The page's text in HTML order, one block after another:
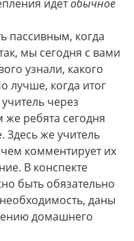
идетобычное
пассивным, когда
мы сегодня с вами
узнали, какого
лучше, когда итог
через
ребята сегодня
Здесь же учитель
комментирует их
В конспекте
быть обязательно
даны
домашнего